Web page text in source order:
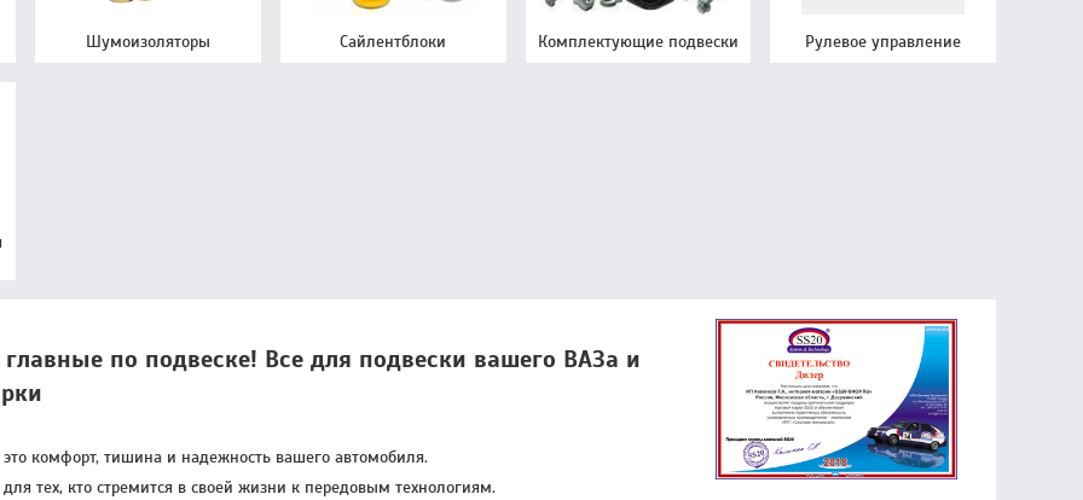
Шумоизоляторы Сайлентблоки Комплектующие подвески Рулевое управление
главные по подвеске! Все для подвески вашего ВАЗа и
это комфорт, тишина и надежность вашего автомобиля.
для тех, кто стремится в своей жизни к передовым технологиям.